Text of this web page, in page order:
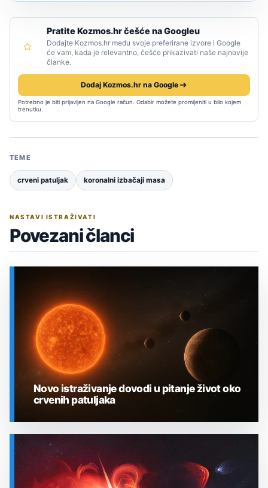
Pratite Kozmos.hr češće na Googleu
Dodajte Kozmos.hr među svoje preferirane izvore i Google
će vam, kada je relevantno, češće prikazivati naše najnovije
članke.
Dodaj Kozmos.hr na Google
Potrebno je biti prijavljen na Google račun. Odabir možete promijeniti u bilo kojem
trenutku.
TEME
crveni patuljak koronalni izbačaji masa
NASTAVI ISTRAŽIVATI
Povezani članci
SVEMIR
Novo istraživanje dovodi u pitanje život oko
crvenih patuljaka